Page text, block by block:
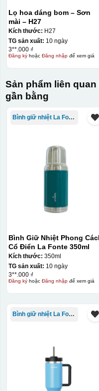
Đây là giấy decal đã
nước và trượt nhẹ lên
đó bằng nước. Người
Lọ hoa dáng bom – Sơn
mài – H27
Kích thước: H27
TG sản xuất: 10 ngày
3**.000 ₫
Đăng kýhoặc Đăng nhậpđể xem giá
Sản phẩm liên
gần bằng
Bình giữ nhiệt La Fonte
Bình Giữ Nhiệt Phong
Cổ Điển La Fonte 350ml
Kích thước: 350ml
TG sản xuất: 10 ngày
3**.000 ₫
Đăng kýhoặc Đăng nhậpđể xem giá
Bình giữ nhiệt La Fonte